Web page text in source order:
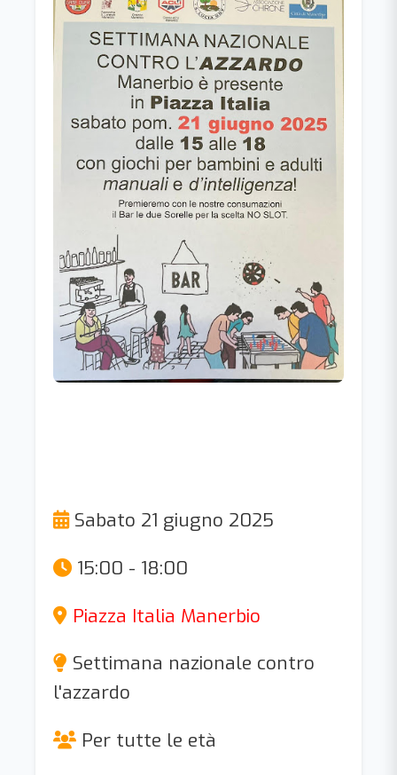
Sabato 21 giugno 2025
15:00 - 18:00
Piazza Italia Manerbio
Settimana nazionale contro
l'azzardo
Per tutte le età